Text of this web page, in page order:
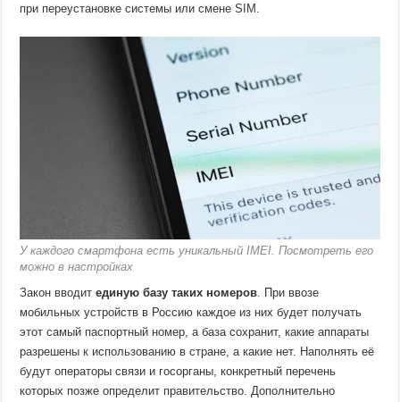
при переустановке системы или смене SIM.
У каждого смартфона есть уникальный IMEI. Посмотреть его
можно в настройках
Закон вводитединую базу таких номеров . При ввозе
мобильных устройств в Россию каждое из них будет получать
этот самый паспортный номер, а база сохранит, какие аппараты
разрешены к использованию в стране, а какие нет. Наполнять её
будут операторы связи и госорганы, конкретный перечень
которых позже определит правительство. Дополнительно